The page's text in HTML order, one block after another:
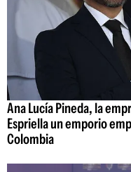
Ana Lucía Pineda, la
Espriella un emporio
Colombia